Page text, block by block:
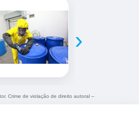
›
Crime de violação de direito autoral –